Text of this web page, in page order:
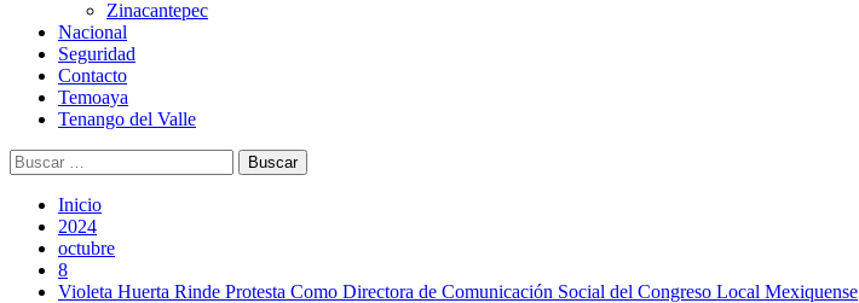
Zinacantepec
Nacional
Seguridad
Contacto
Temoaya
Tenango del Valle
Buscar:
Inicio
2024
octubre
8
Violeta Huerta Rinde Protesta Como Directora de Comunicación Social del Congreso Local Mexiquense